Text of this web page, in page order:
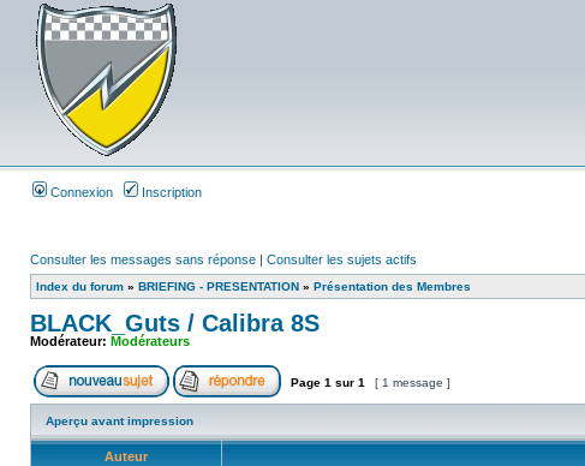
Connexion Inscription
Consulter les messages sans réponse | Consulter les sujets actifs
Index du forum » BRIEFING - PRESENTATION » Présentation des Membres
BLACK_Guts / Calibra 8S
Modérateur: Modérateurs
Page 1 sur 1 [ 1 message ]
Aperçu avant impression
Auteur